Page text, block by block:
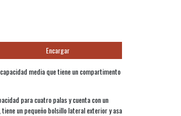
Encargar
media que tiene un compartimento
para cuatro palas y cuenta con un
un pequeño bolsillo lateral exterior y asa